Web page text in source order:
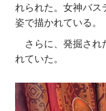
れられた。女神バス
姿で描かれている。
さらに、発掘され
れていた。